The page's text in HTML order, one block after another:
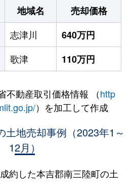
地域名
売却価格
志津川
640万円
歌津 110万円
不動産取引価格情報 （http
）を加工して作成
土地売却事例（2023年1～
12月）
約した本吉郡南三陸町の土